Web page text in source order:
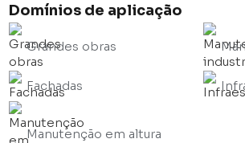
Domínios de aplicação
Grandes obras
Fachadas
Manutenção em altura